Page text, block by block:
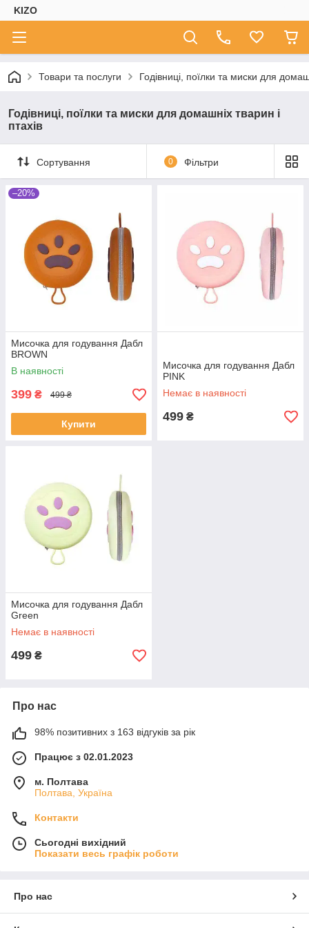
KIZO
Товари та послуги Годівниці, поїлки та миски для
Годівниці, поїлки та миски для домашніх тварин і
птахів
Сортування 0 Фільтри
–20%
Мисочка для годування Дабл
BROWN
В наявності
399 ₴ 499 ₴
Купити
Мисочка для годування Дабл
PINK
Немає в наявності
499 ₴
Мисочка для годування Дабл
Green
Немає в наявності
499 ₴
Про нас
98% позитивних з 163 відгуків за рік
Працює з 02.01.2023
м. Полтава
Полтава, Україна
Контакти
Сьогодні вихідний
Показати весь графік роботи
Про нас